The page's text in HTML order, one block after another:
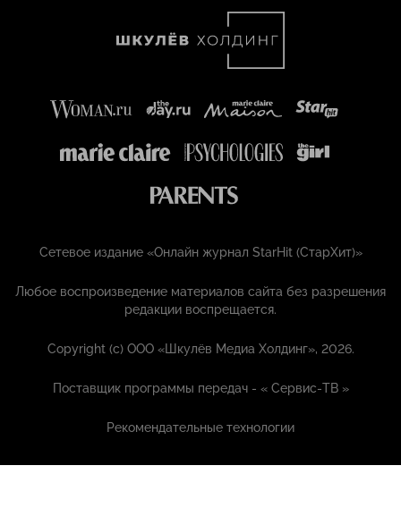
Сетевое издание «Онлайн журнал StarHit (СтарХит)»
Любое воспроизведение материалов сайта без разрешения
редакции воспрещается.
Copyright (с) ООО «Шкулёв Медиа Холдинг», 2026.
Поставщик программы передач - «Сервис-ТВ »
Рекомендательные технологии